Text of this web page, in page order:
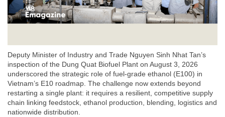
Deputy Minister of Industry and Trade Nguyen Sinh Nhat Tan’s
inspection of the Dung Quat Biofuel Plant on August 3, 2026
underscored the strategic role of fuel-grade ethanol (E100) in
Vietnam’s E10 roadmap. The challenge now extends beyond
restarting a single plant: it requires a resilient, competitive supply
chain linking feedstock, ethanol production, blending, logistics and
nationwide distribution.